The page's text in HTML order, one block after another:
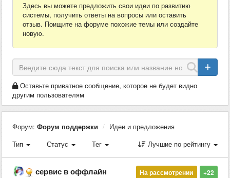
Здесь вы можете предложить свои идеи по развитию
системы, получить ответы на вопросы или оставить
отзыв. Поищите на форуме похожие темы или создайте
новую.
Оставьте приватное сообщение, которое не будет видно
другим пользователям
Форум: Форум поддержки
Идеи и предложения
Тип
Статус Тег Лучшие по рейтингу
+22
На рассмотрении
сервис в оффлайн